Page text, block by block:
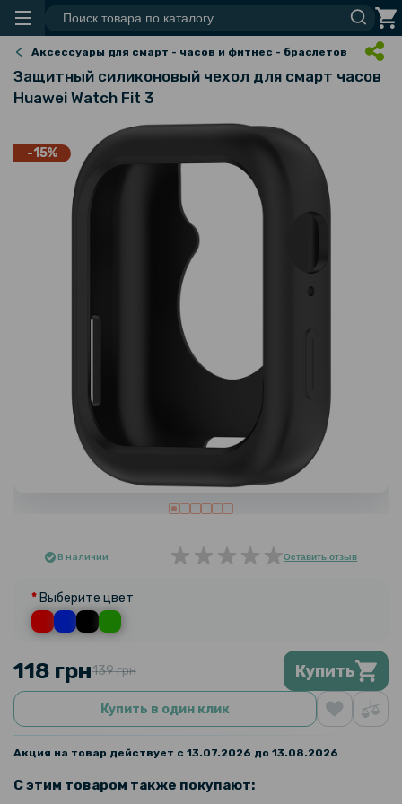
Аксессуары для смарт - часов и фитнес - браслетов
Защитный силиконовый чехол для смарт часов
Huawei Watch Fit 3
-15%
В наличии Оставить отзыв
Выберите цвет
118 грн139 грн Купить
Купить в один клик
Акция на товар действует с 13.07.2026 до 13.08.2026
С этим товаром также покупают: